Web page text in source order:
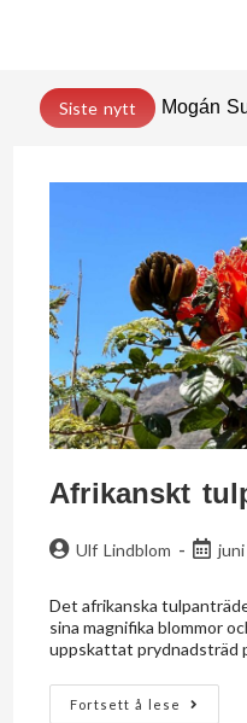
Siste nytt Mogán
Afrikanskt
Ulf Lindblom
Det afrikanska
sina magnifika blommor
uppskattat prydnadsträd
Fortsett å lese